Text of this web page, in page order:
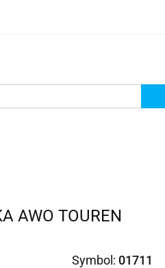
AWO TOUREN
Symbol: 01711